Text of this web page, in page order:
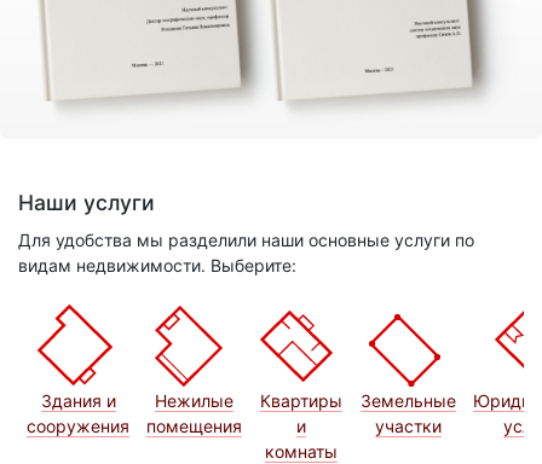
Наши услуги
Для удобства мы разделили наши основные услуги по
видам недвижимости. Выберите:
Здания и
сооружения
Нежилые
помещения
Квартиры
и
комнаты
Земельные
участки